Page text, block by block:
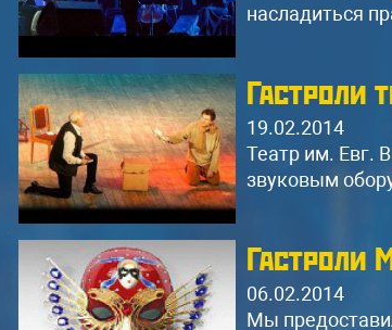
насладиться
Гастроли
19.02.2014
Театр им. Евг.
звуковым
Гастроли
06.02.2014
Мы